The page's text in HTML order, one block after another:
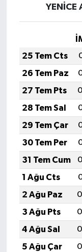
YENİCE
25 Tem Cts
26 Tem Paz
27 Tem Pts
28 Tem Sal
29 Tem Çar
30 Tem Per
31 Tem Cum
1 Ağu Cts
2 Ağu Paz
3 Ağu Pts
4 Ağu Sal
5 Ağu Çar